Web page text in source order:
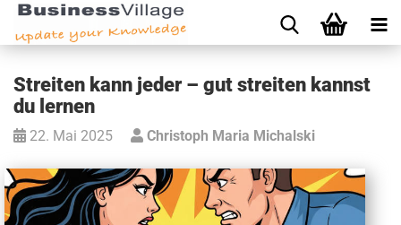
Streiten kann jeder – gut streiten kannst
du lernen
22. Mai 2025 Christoph Maria Michalski